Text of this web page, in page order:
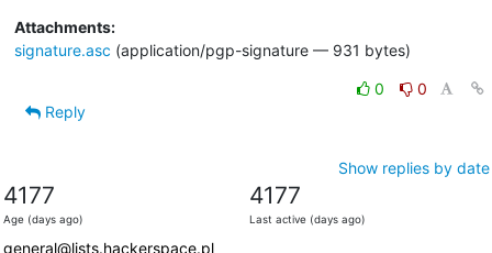
Attachments:
signature.asc (application/pgp-signature — 931 bytes)
0
0
Reply
Show replies by date
4177
Age (days ago)
4177
Last active (days ago)
general@lists.hackerspace.pl